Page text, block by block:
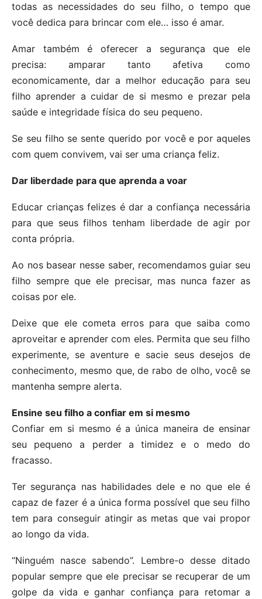
todas as necessidades do seu filho, o tempo que
você dedica para brincar com ele… isso é amar.
Amar também é oferecer a segurança que ele
precisa: amparar tanto afetiva como
economicamente, dar a melhor educação para seu
filho aprender a cuidar de si mesmo e prezar pela
saúde e integridade física do seu pequeno.
Se seu filho se sente querido por você e por aqueles
com quem convivem, vai ser uma criança feliz.
Dar liberdade para que aprenda a voar
Educar crianças felizes é dar a confiança necessária
para que seus filhos tenham liberdade de agir por
conta própria.
Ao nos basear nesse saber, recomendamos guiar seu
filho sempre que ele precisar, mas nunca fazer as
coisas por ele.
Deixe que ele cometa erros para que saiba como
aproveitar e aprender com eles. Permita que seu filho
experimente, se aventure e sacie seus desejos de
conhecimento, mesmo que, de rabo de olho, você se
mantenha sempre alerta.
Ensine seu filho a confiar em si mesmo
Confiar em si mesmo é a única maneira de ensinar
seu pequeno a perder a timidez e o medo do
fracasso.
Ter segurança nas habilidades dele e no que ele é
capaz de fazer é a única forma possível que seu filho
tem para conseguir atingir as metas que vai propor
ao longo da vida.
“Ninguém nasce sabendo”. Lembre-o desse ditado
popular sempre que ele precisar se recuperar de um
golpe da vida e ganhar confiança para retomar a